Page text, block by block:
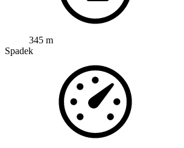
345 m
Spadek